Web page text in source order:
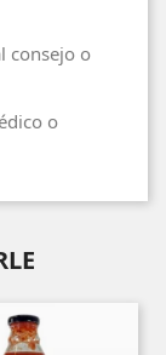
consejo o
o